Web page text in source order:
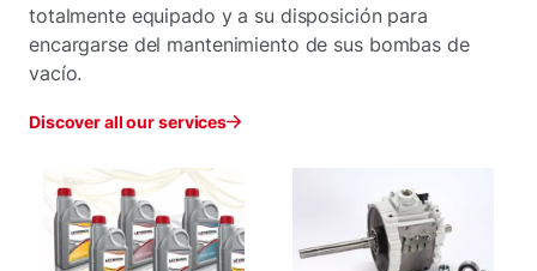
totalmente equipado y a su disposición para
encargarse del mantenimiento de sus bombas de
vacío.
Discover all our services